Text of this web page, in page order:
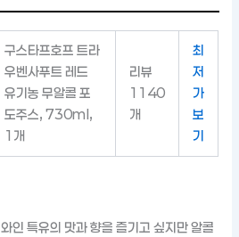
구스타프호프 트라
우벤사푸트 레드
유기농 무알콜 포
도주스, 730ml,
1개
리뷰
1140
개
최
저
가
보
기
인 특유의 맛과 향을 즐기고 싶지만 알콜